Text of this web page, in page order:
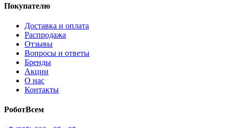
Покупателю
Доставка и оплата
Распродажа
Отзывы
Вопросы и ответы
Бренды
Акции
О нас
Контакты
РоботВсем